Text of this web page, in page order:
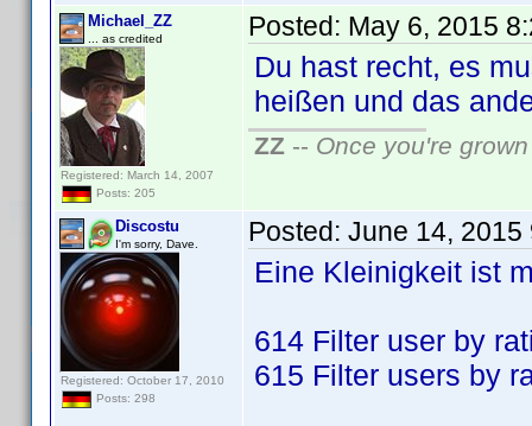
Michael_ZZ
... as credited
Registered: March 14, 2007
Posts: 205
Posted: May 6, 2015
Du hast recht, es
heißen und das
ZZ -- Once you're
Discostu
I'm sorry, Dave.
Registered: October 17, 2010
Posts: 298
Posted: June 14, 2015
Eine Kleinigkeit ist
614 Filter user by
615 Filter users by